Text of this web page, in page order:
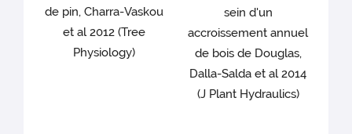
de pin, Charra-Vaskou
et al 2012 (Tree
Physiology)
sein d'un
accroissement annuel
de bois de Douglas,
Dalla-Salda et al 2014
(J Plant Hydraulics)